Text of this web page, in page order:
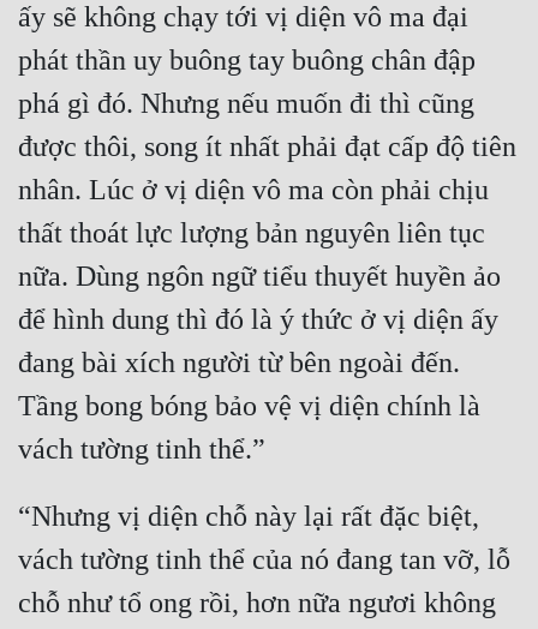
ấy sẽ không chạy tới vị diện vô ma đại
phát thần uy buông tay buông chân đập
phá gì đó. Nhưng nếu muốn đi thì cũng
được thôi, song ít nhất phải đạt cấp độ tiên
nhân. Lúc ở vị diện vô ma còn phải chịu
thất thoát lực lượng bản nguyên liên tục
nữa. Dùng ngôn ngữ tiểu thuyết huyền ảo
để hình dung thì đó là ý thức ở vị diện ấy
đang bài xích người từ bên ngoài đến.
Tầng bong bóng bảo vệ vị diện chính là
“Nhưng vị diện chỗ này lại rất đặc biệt,
vách tường tinh thể của nó đang tan vỡ, lỗ
chỗ như tổ ong rồi, hơn nữa ngươi không